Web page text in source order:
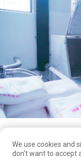
We use cookies and
don't want to accept